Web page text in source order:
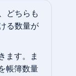
どちらも
る数量が
ます。ま
帳簿数量